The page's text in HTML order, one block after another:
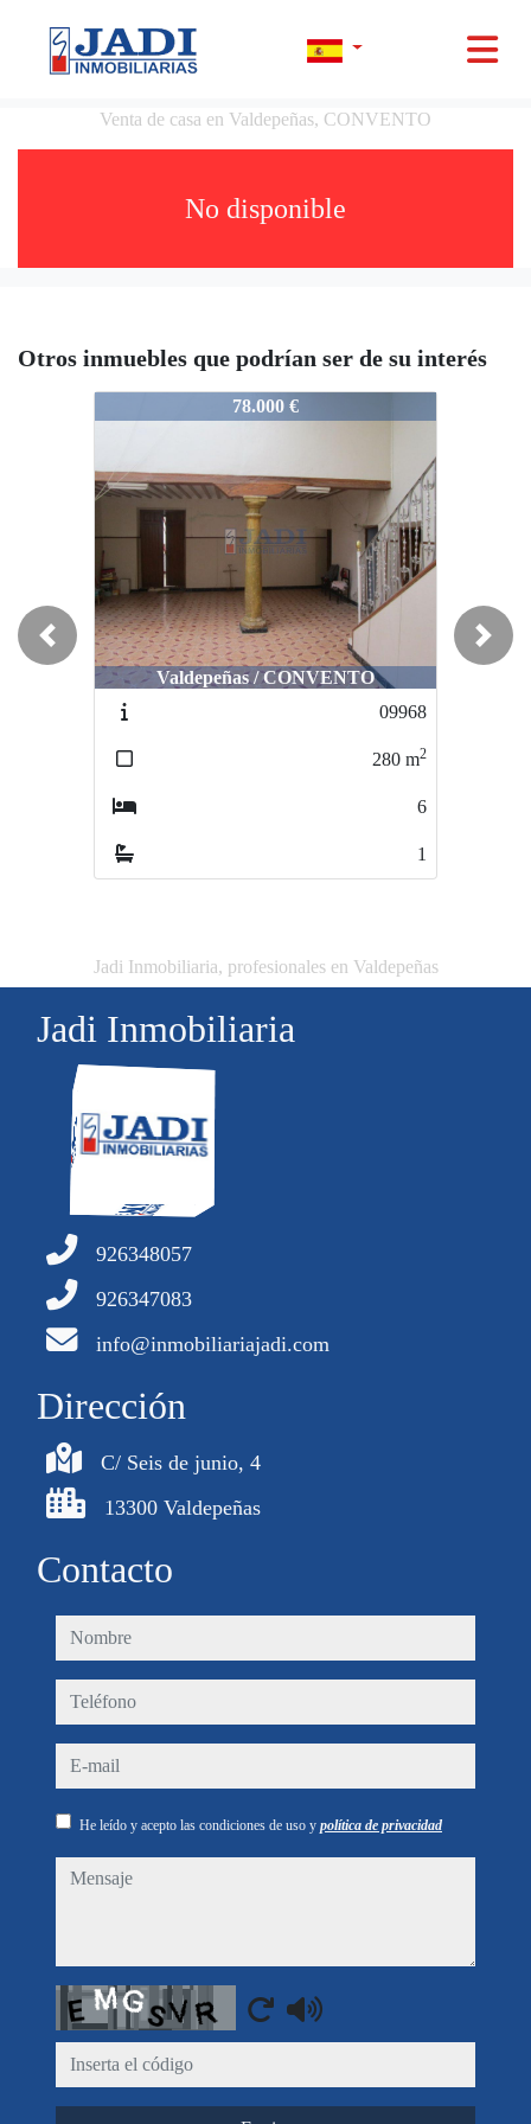
Venta de casa en Valdepeñas, CONVENTO
No disponible
Otros inmuebles que podrían ser de su interés
78.000 €
Valdepeñas / CONVENTO
09968
280 m2
6
1
Previous Next
Jadi Inmobiliaria, profesionales en Valdepeñas
Jadi Inmobiliaria
926348057
926347083
info@inmobiliariajadi.com
Dirección
C/ Seis de junio, 4
13300 Valdepeñas
Contacto
nombre
teléfono
e-mail
He leído y acepto las condiciones de uso y política de privacidad
mensaje
Captcha